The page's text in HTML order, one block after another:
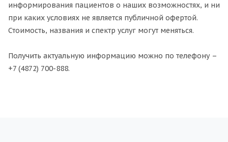
информирования пациентов о наших возможностях, и ни
при каких условиях не является публичной офертой.
Стоимость, названия и спектр услуг могут меняться.
Получить актуальную информацию можно по телефону –
+7 (4872) 700-888.